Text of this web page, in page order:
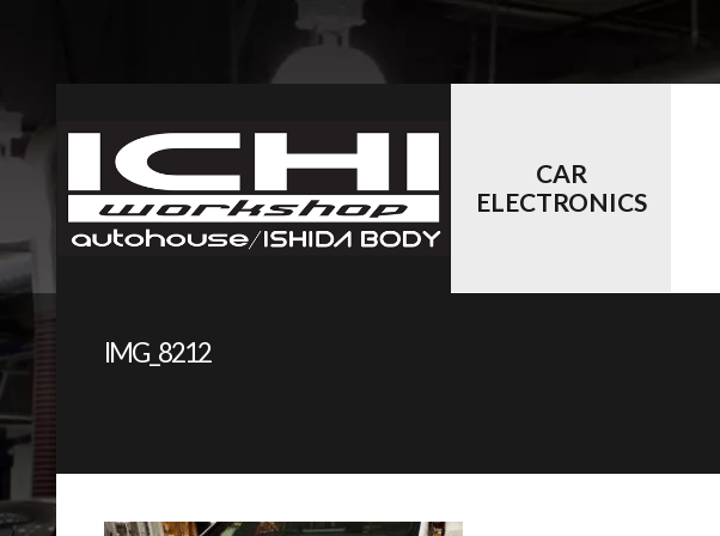
CAR
ELECTRONICS
IMG_8212